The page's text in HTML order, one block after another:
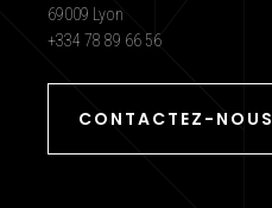
69009 Lyon
+334 78 89 66 56
CONTACTEZ-NOUS